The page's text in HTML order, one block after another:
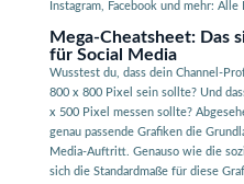
Instagram, Facebook und mehr:
Mega-Cheatsheet: Das
für Social Media
Wusstest du, dass dein Channel-
800 x 800 Pixel sein sollte? Und
x 500 Pixel messen sollte?
genau passende Grafiken die
Media-Auftritt. Genauso wie die
sich die Standardmaße für diese